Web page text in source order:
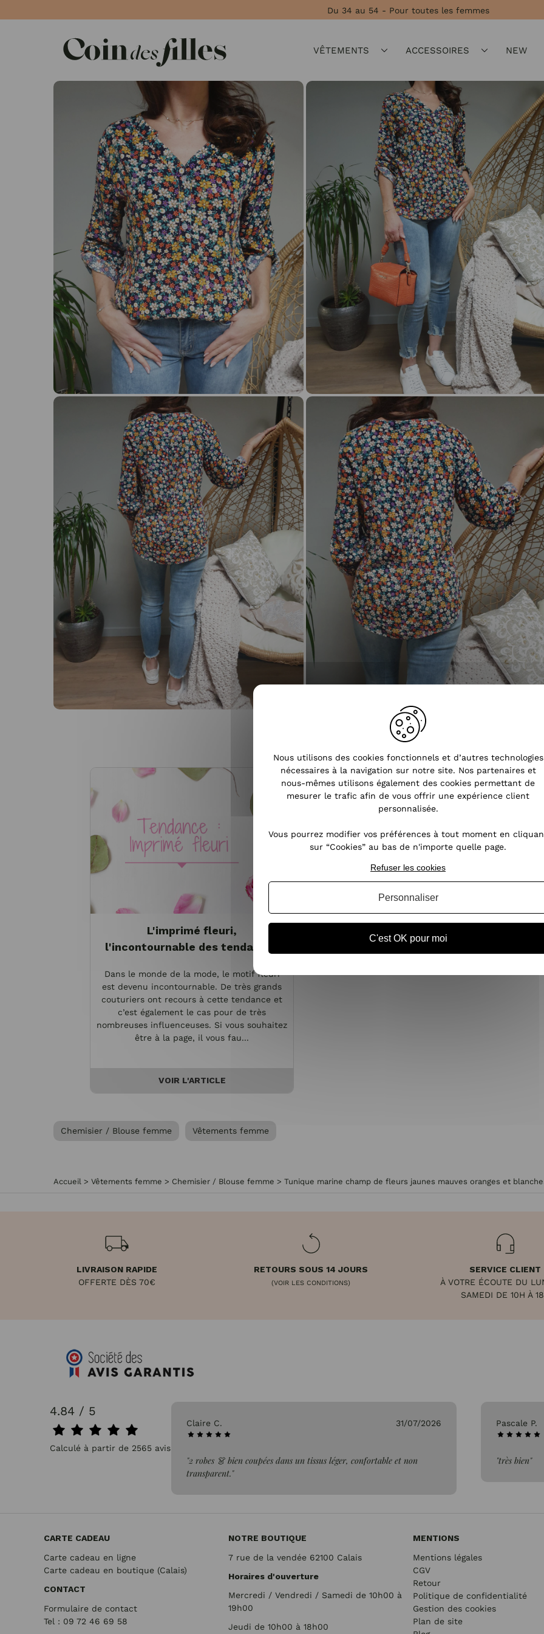
Du 34 au 54 - Pour toutes les femmes
VÊTEMENTS ACCESSOIRES NEW
Tendances
L'imprimé fleuri,
l'incontournable des tendances
Dans le monde de la mode, le motif fleuri
est devenu incontournable. De très grands
couturiers ont recours à cette tendance et
c’est également le cas pour de très
nombreuses influenceuses. Si vous souhaitez
être à la page, il vous fau...
VOIR L'ARTICLE
Chemisier / Blouse femme Vêtements femme
Accueil > Vêtements femme > Chemisier / Blouse femme > Tunique marine champ de fleurs jaunes mauves oranges et
LIVRAISON RAPIDE
OFFERTE DÈS 70€
RETOURS SOUS 14 JOURS
(VOIR LES CONDITIONS)
SERVICE CLIENT
À VOTRE ÉCOUTE DU
SAMEDI DE 10H À
4.84 / 5
Calculé à partir de 2565 avis.
31/07/2026 Claire C. 31/07/2026
"2 robes 👗 bien coupées dans un tissus léger, confortable et non
transparent."
Pascale P.
"très bien"
CARTE CADEAU
Carte cadeau en ligne
Carte cadeau en boutique (Calais)
CONTACT
Formulaire de contact
Tel : 09 72 46 69 58
NOTRE BOUTIQUE
7 rue de la vendée 62100 Calais
Horaires d'ouverture
Mercredi / Vendredi / Samedi de 10h00 à
19h00
Jeudi de 10h00 à 18h00
MENTIONS
Mentions légales
CGV
Retour
Politique de confidentialité
Gestion des cookies
Plan de site
Nous utilisons des cookies fonctionnels et d’autres technologies
nécessaires à la navigation sur notre site. Nos partenaires et
nous-mêmes utilisons également des cookies permettant de
mesurer le trafic afin de vous offrir une expérience client
personnalisée.
Vous pourrez modifier vos préférences à tout moment en
sur “Cookies” au bas de n'importe quelle page.
C'est OK pour moi
Refuser les cookies
Personnaliser